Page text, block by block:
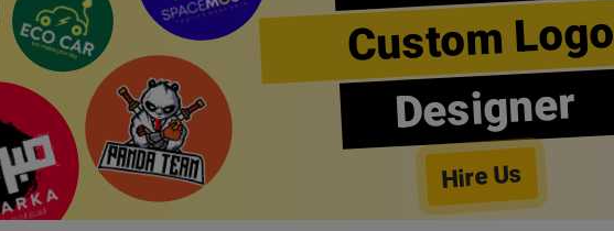
Custom Logo
Designer
Hire Us